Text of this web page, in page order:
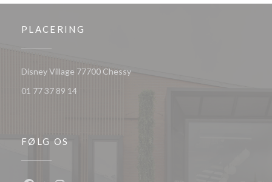
PLACERING
Disney Village 77700 Chessy((åbner i et nyt vindue))
01 77 37 89 14
FØLG OS